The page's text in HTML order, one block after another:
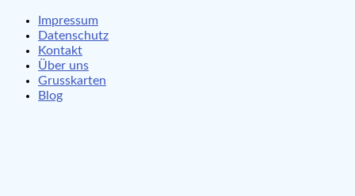
Impressum
Datenschutz
Kontakt
Über uns
Grusskarten
Blog